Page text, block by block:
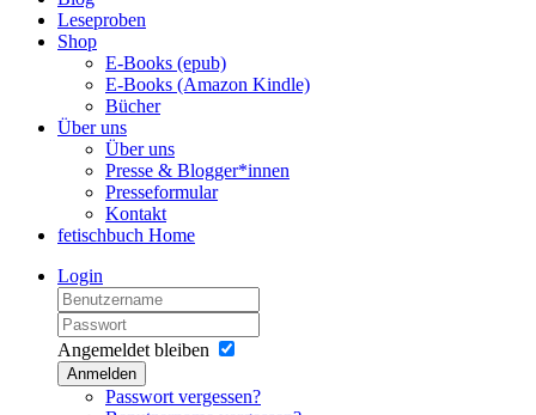
Leseproben
Shop
E-Books (epub)
E-Books (Amazon Kindle)
Bücher
Über uns
Über uns
Presse & Blogger*innen
Presseformular
Kontakt
fetischbuch Home
Login
Angemeldet bleiben
Anmelden
Passwort vergessen?